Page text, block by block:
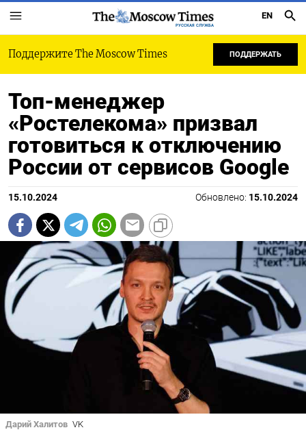
РУССКАЯ СЛУЖБА
EN
Поддержите The Moscow Times ПОДДЕРЖАТЬ
Топ-менеджер
«Ростелекома» призвал
готовиться к отключению
России от сервисов Google
15.10.2024 Обновлено: 15.10.2024
Дарий Халитов VK